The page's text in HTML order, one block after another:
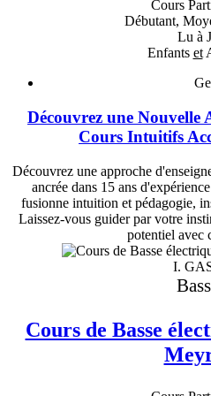
Cours
Débutant,
Lu à
Enfants et
Découvrez une Nouvelle
Cours Intuitifs
Découvrez une approche
ancrée dans 15 ans
fusionne intuition et pédagogie,
Laissez-vous guider par votre
potentiel avec
I.
Cours de Basse